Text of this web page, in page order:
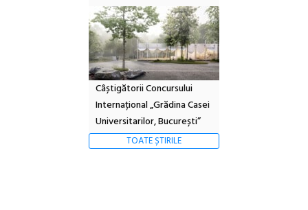
Câștigătorii Concursului
Internațional „Grădina Casei
Universitarilor, București”
TOATE ȘTIRILE